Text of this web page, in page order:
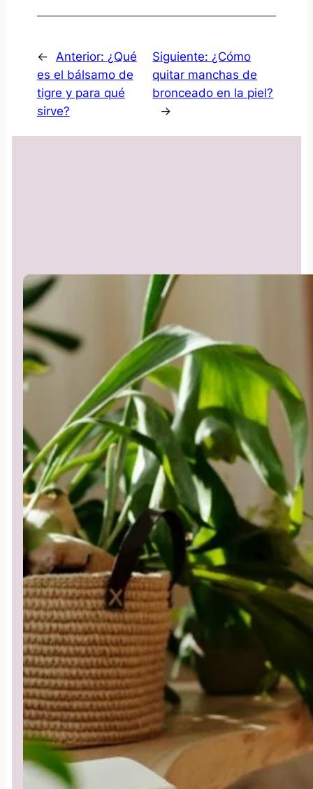
← Anterior: ¿Qué
es el bálsamo de
tigre y para qué
sirve?
Siguiente: ¿Cómo
quitar manchas de
bronceado en la piel?
→